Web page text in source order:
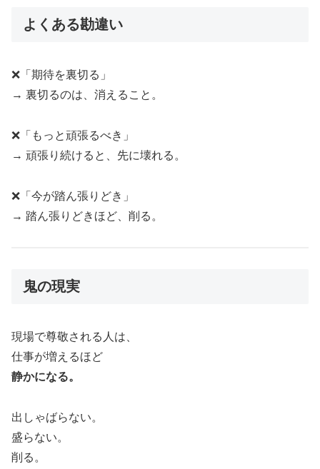
よくある勘違い
❌「期待を裏切る」
→ 裏切るのは、消えること。
❌「もっと頑張るべき」
→ 頑張り続けると、先に壊れる。
❌「今が踏ん張りどき」
→ 踏ん張りどきほど、削る。
鬼の現実
現場で尊敬される人は、
仕事が増えるほど
静かになる。
出しゃばらない。
盛らない。
削る。